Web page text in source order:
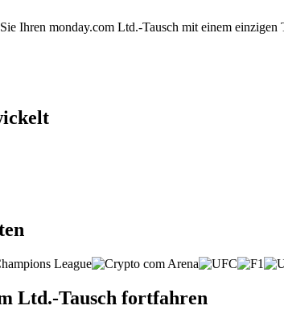
Ihren monday.com Ltd.-Tausch mit einem einzigen
Ltd.-Tausch fortfahren